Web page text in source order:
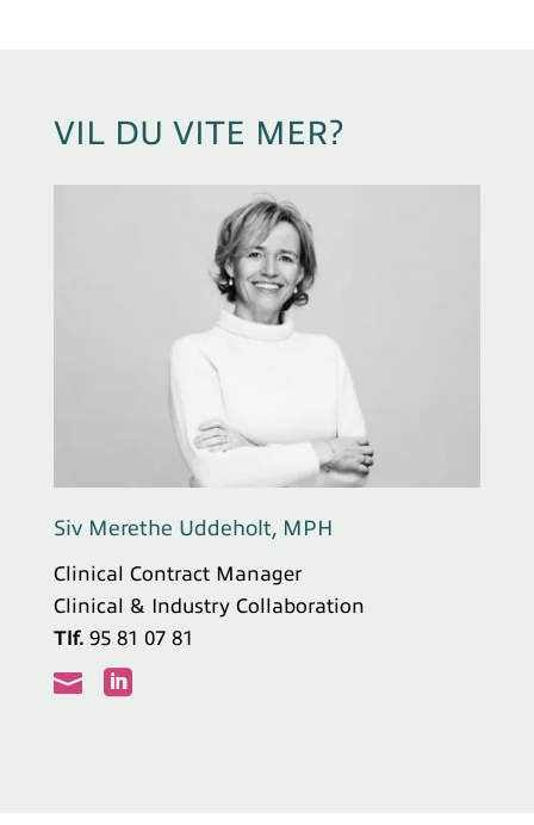
VIL DU VITE MER?
Siv Merethe Uddeholt, MPH
Clinical Contract Manager
Clinical & Industry Collaboration
Tlf. 95 81 07 81
 